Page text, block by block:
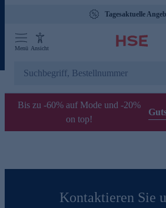
Tagesaktuelle
Menü Ansicht
Bis zu -60% auf Mode und -20%
on top!
Kontaktieren Sie